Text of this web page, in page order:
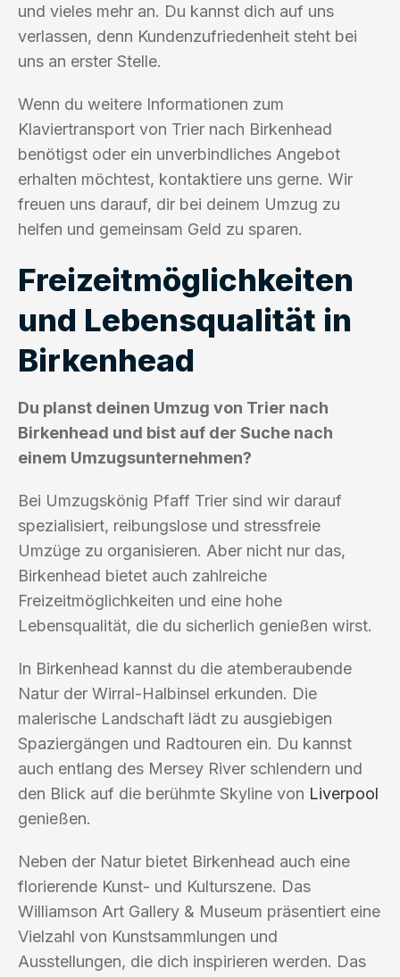
und vieles mehr an. Du kannst dich auf uns
verlassen, denn Kundenzufriedenheit steht bei
uns an erster Stelle.
Wenn du weitere Informationen zum
Klaviertransport von Trier nach Birkenhead
benötigst oder ein unverbindliches Angebot
erhalten möchtest, kontaktiere uns gerne. Wir
freuen uns darauf, dir bei deinem Umzug zu
helfen und gemeinsam Geld zu sparen.
Freizeitmöglichkeiten
und Lebensqualität in
Birkenhead
Du planst deinen Umzug von Trier nach
Birkenhead und bist auf der Suche nach
einem Umzugsunternehmen?
Bei Umzugskönig Pfaff Trier sind wir darauf
spezialisiert, reibungslose und stressfreie
Umzüge zu organisieren. Aber nicht nur das,
Birkenhead bietet auch zahlreiche
Freizeitmöglichkeiten und eine hohe
Lebensqualität, die du sicherlich genießen wirst.
In Birkenhead kannst du die atemberaubende
Natur der Wirral-Halbinsel erkunden. Die
malerische Landschaft lädt zu ausgiebigen
Spaziergängen und Radtouren ein. Du kannst
auch entlang des Mersey River schlendern und
den Blick auf die berühmte Skyline von Liverpool
genießen.
Neben der Natur bietet Birkenhead auch eine
florierende Kunst- und Kulturszene. Das
Williamson Art Gallery & Museum präsentiert eine
Vielzahl von Kunstsammlungen und
Ausstellungen, die dich inspirieren werden. Das